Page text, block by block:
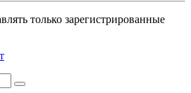
только зарегистрированные